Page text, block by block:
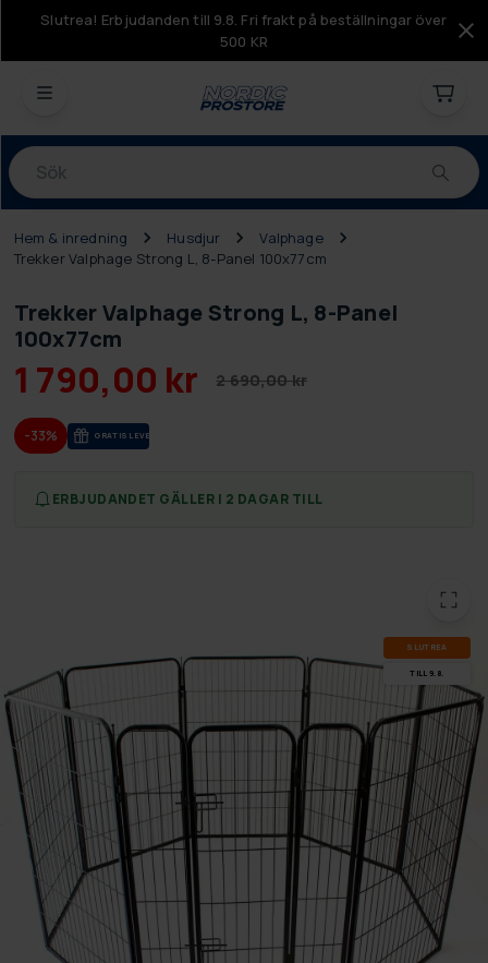
Slutrea! Erbjudanden till 9.8. Fri frakt på beställningar över
500 KR
Produkter
Hem & inredning Husdjur
Valphage
Trekker Valphage Strong L, 8-Panel 100x77cm
Trekker Valphage Strong L, 8-Panel
100x77cm
1 790,00 kr 2 690,00 kr
-33% GRA­TIS LE­VE­RANS
ERBJUDANDET GÄLLER I 2 DAGAR TILL
SLUT­REA
TILL 9.8.